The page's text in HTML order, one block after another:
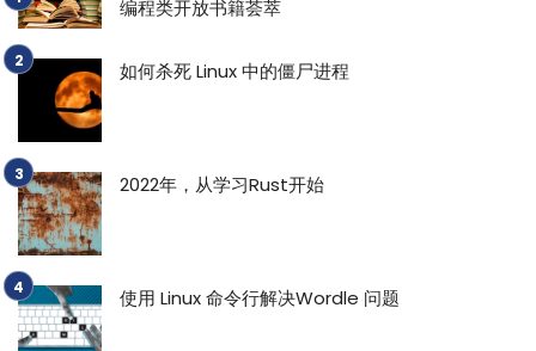
编程类开放书籍荟萃
如何杀死 Linux 中的僵尸进程
2022年，从学习Rust开始
使用 Linux 命令行解决Wordle 问题